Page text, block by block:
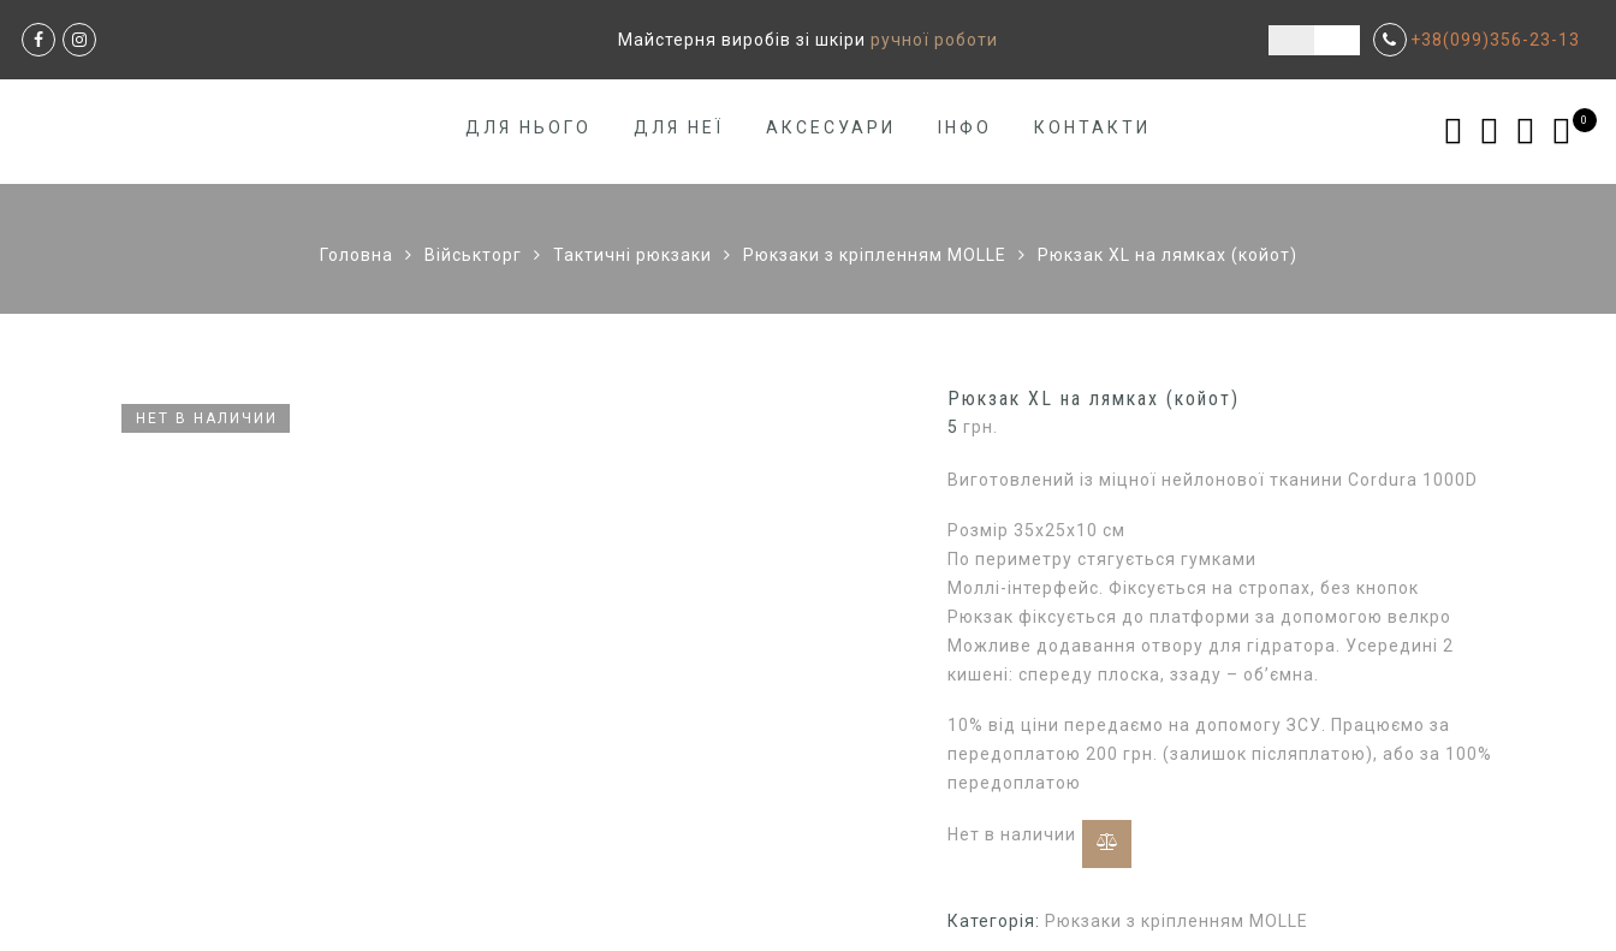
Майстерня виробів зі шкіри ручної роботи +38(099)356-23-13
ДЛЯ НЬОГО ДЛЯ НЕЇ АКСЕСУАРИ ІНФО КОНТАКТИ 0
Головна Військторг Тактичні рюкзаки Рюкзаки з кріпленням MOLLE Рюкзак XL на лямках (койот)
НЕТ В НАЛИЧИИ
Рюкзак XL на лямках (койот)
5 грн.
Виготовлений із міцної нейлонової тканини Cordura 1000D
Розмір 35х25х10 см
По периметру стягується гумками
Моллі-інтерфейс. Фіксується на стропах, без кнопок
Рюкзак фіксується до платформи за допомогою велкро
Можливе додавання отвору для гідратора. Усередині 2
кишені: спереду плоска, ззаду – об’ємна.
10% від ціни передаємо на допомогу ЗСУ. Працюємо за
передоплатою 200 грн. (залишок післяплатою), або за 100%
передоплатою
Нет в наличии
Категорія: Рюкзаки з кріпленням MOLLE